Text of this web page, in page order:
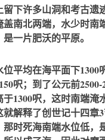
下许多山洞和考古
南北两端，水少时
一片肥沃的平原。
平均在海平面下1300
呎；到了公元前
1300呎，这时南端
就解释了创世记十四
那时死海南端水位低